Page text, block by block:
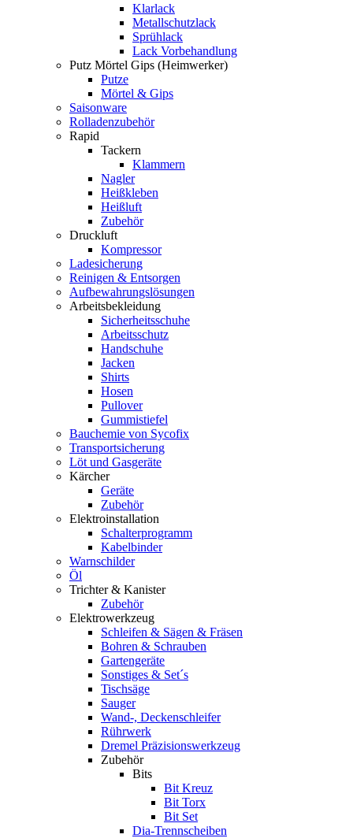
Klarlack
Metallschutzlack
Sprühlack
Lack Vorbehandlung
Putz Mörtel Gips (Heimwerker)
Putze
Mörtel & Gips
Saisonware
Rolladenzubehör
Rapid
Tackern
Klammern
Nagler
Heißkleben
Heißluft
Zubehör
Druckluft
Kompressor
Ladesicherung
Reinigen & Entsorgen
Aufbewahrungslösungen
Arbeitsbekleidung
Sicherheitsschuhe
Arbeitsschutz
Handschuhe
Jacken
Shirts
Hosen
Pullover
Gummistiefel
Bauchemie von Sycofix
Transportsicherung
Löt und Gasgeräte
Kärcher
Geräte
Zubehör
Elektroinstallation
Schalterprogramm
Kabelbinder
Warnschilder
Öl
Trichter & Kanister
Zubehör
Elektrowerkzeug
Schleifen & Sägen & Fräsen
Bohren & Schrauben
Gartengeräte
Sonstiges & Set´s
Tischsäge
Sauger
Wand-, Deckenschleifer
Rührwerk
Dremel Präzisionswerkzeug
Zubehör
Bits
Bit Kreuz
Bit Torx
Bit Set
Dia-Trennscheiben